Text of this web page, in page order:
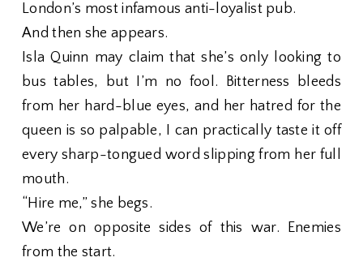
London’s most infamous anti-loyalist pub.
And then she appears.
Isla Quinn may claim that she’s only looking to
bus tables, but I’m no fool. Bitterness bleeds
from her hard-blue eyes, and her hatred for the
queen is so palpable, I can practically taste it off
every sharp-tongued word slipping from her full
mouth.
“Hire me,” she begs.
We’re on opposite sides of this war. Enemies
from the start.